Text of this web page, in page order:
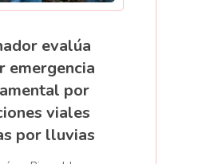
evalúa
emergencia
por
viales
por lluvias